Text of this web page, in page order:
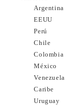
Argentina
EEUU
Perú
Chile
Colombia
México
Venezuela
Caribe
Uruguay